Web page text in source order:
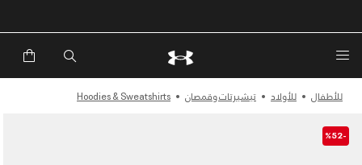
للأطفال للأولاد تيشيرتات وقمصان Hoodies & Sweatshirts
-%52